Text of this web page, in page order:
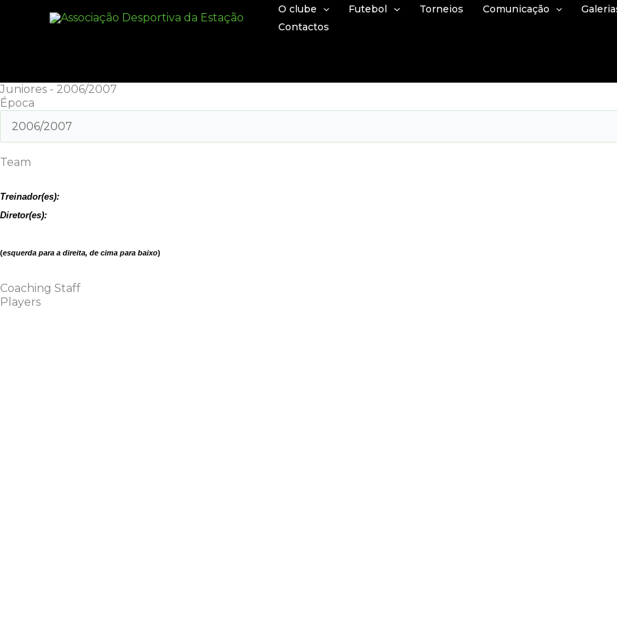
O clube Futebol Torneios Comunicação
Contactos
Juniores - 2006/2007
Época
Team
Treinador(es):
Diretor(es):
(esquerda para a direita, de cima para baixo)
Coaching Staff
Players